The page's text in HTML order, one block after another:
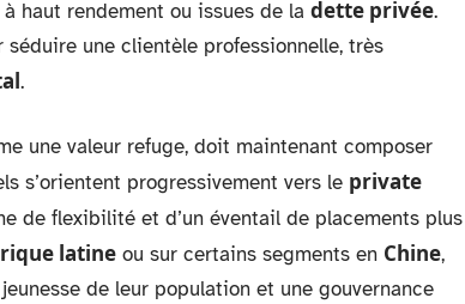
haut rendement ou issues de la dette privée.
une clientèle professionnelle, très
.
une valeur refuge, doit maintenant composer
s’orientent progressivement vers le private
de flexibilité et d’un éventail de placements plus
latine ou sur certains segments en Chine,
de leur population et une gouvernance